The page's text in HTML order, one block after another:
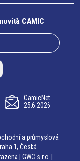
CAMIC
CamicNet
25.6.2026
a průmyslová
1, Česká
| GWC s.r.o. |